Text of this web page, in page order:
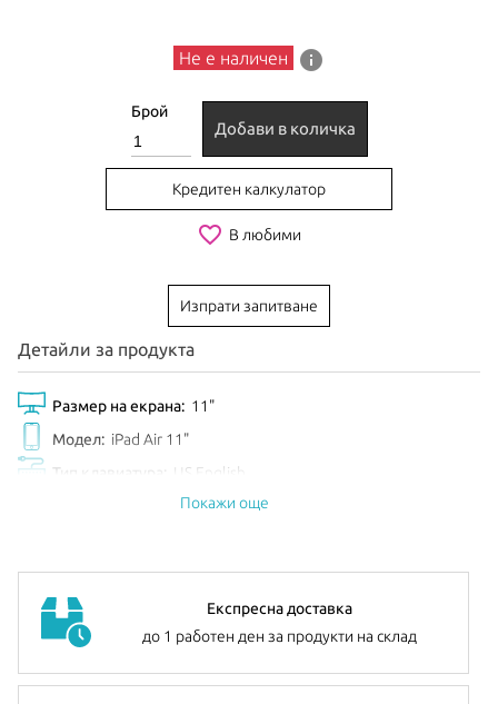
Не е наличен info
Брой
Добави в количка
Кредитен калкулатор
favorite_border В любими
Изпрати запитване
Детайли за продукта
Размер на екрана: 11"
Модел: iPad Air 11"
Тип клавиатура:
US English
Анонсиран: Октомври 2025
Покажи още
Експресна доставка
до 1 работен ден за продукти на склад